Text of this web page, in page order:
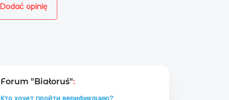
Dodać opinię
Forum "Białoruś":
Кто хочет пройти верификацию?